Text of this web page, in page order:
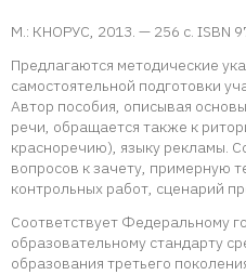
М.: КНОРУС, 2013. — 256 с. ISBN
Предлагаются методические
самостоятельной подготовки
Автор пособия, описывая
речи, обращается также к
красноречию), языку рекламы.
вопросов к зачету, примерную
контрольных работ, сценарий
Соответствует Федеральному
образовательному стандарту
образования третьего